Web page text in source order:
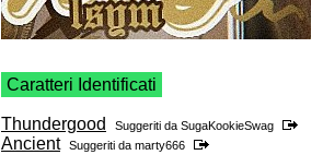
Caratteri Identificati
Thundergood Suggeriti da SugaKookieSwag
Ancient Suggeriti da marty666